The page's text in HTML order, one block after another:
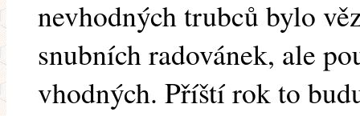
nevhodných trubců bylo
snubních radovánek, ale
vhodných. Příští rok to